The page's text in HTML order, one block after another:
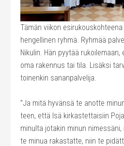
Tämän viikon
hengellinen ryhmä. Ryhmää
Nikulin. Hän pyytää
oma rakennus tai tila. Lisäksi
toinenkin sananpalvelija.
”Ja mitä hyvänsä te anotte
teen, että Isä kirkastettaisiin
minulta jotakin minun
te minua rakastatte, niin te